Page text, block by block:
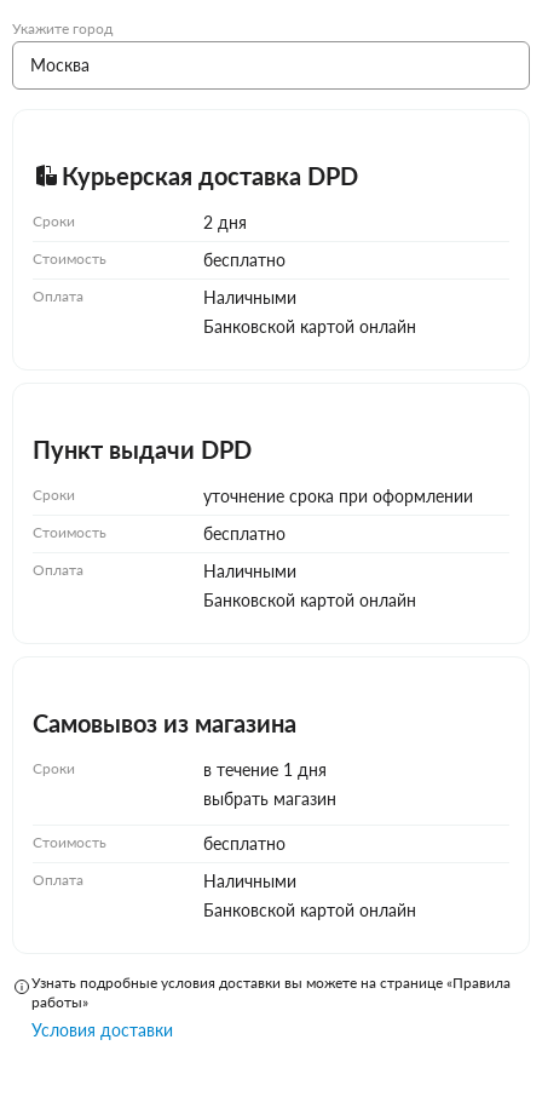
Укажите город
Курьерская доставка DPD
Сроки 2 дня
Стоимость бесплатно
Оплата
Наличными
Банковской картой онлайн
Пункт выдачи DPD
Сроки уточнение срока при оформлении
Стоимость бесплатно
Оплата
Наличными
Банковской картой онлайн
Самовывоз из магазина
Сроки
в течение 1 дня
выбрать магазин
Стоимость бесплатно
Оплата
Наличными
Банковской картой онлайн
Узнать подробные условия доставки вы можете на странице «Правила
работы»
Условия доставки